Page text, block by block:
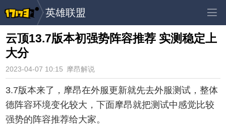
英雄联盟
云顶13.7版本初强势阵容推荐 实测稳定上
大分
2023-04-07 10:15 摩昂解说
3.7版本来了，摩昂在外服更新就先去外服测试，整体
德阵容环境变化较大，下面摩昂就把测试中感觉比较
强势的阵容推荐给大家。